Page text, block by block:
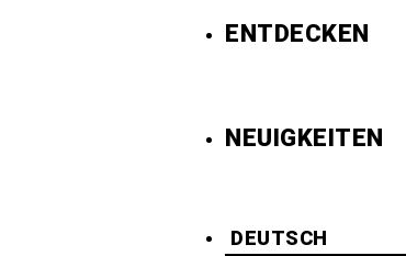
ENTDECKEN
NEUIGKEITEN
DEUTSCH